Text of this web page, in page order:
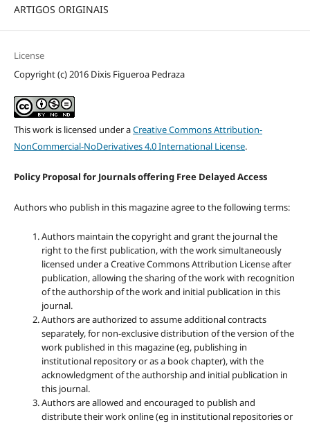
ARTIGOS ORIGINAIS
License
Copyright (c) 2016 Dixis Figueroa Pedraza
This work is licensed under aCreative Commons Attribution-
NonCommercial-NoDerivatives 4.0 International License.
Policy Proposal for Journals offering Free Delayed Access
Authors who publish in this magazine agree to the following terms:
Authors maintain the copyright and grant the journal the
right to the first publication, with the work simultaneously
licensed under a Creative Commons Attribution License after
publication, allowing the sharing of the work with recognition
of the authorship of the work and initial publication in this
journal.
Authors are authorized to assume additional contracts
separately, for non-exclusive distribution of the version of the
work published in this magazine (eg, publishing in
institutional repository or as a book chapter), with the
acknowledgment of the authorship and initial publication in
this journal.
Authors are allowed and encouraged to publish and
distribute their work online (eg in institutional repositories or